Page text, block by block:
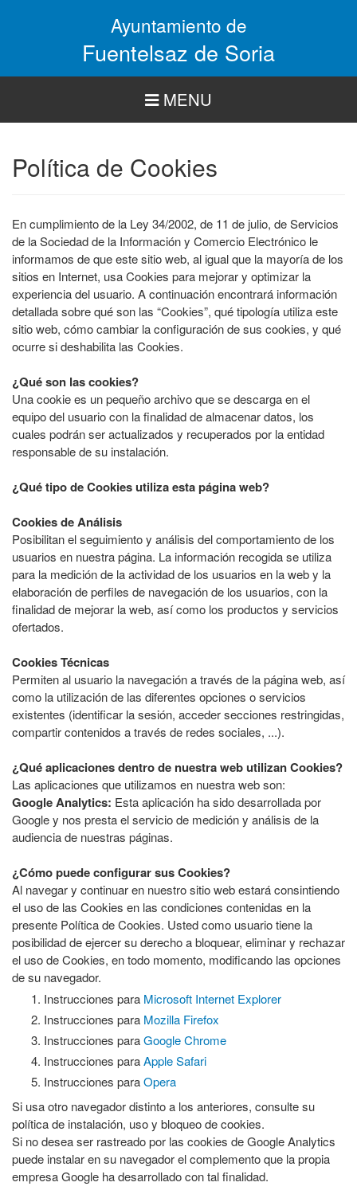
Ayuntamiento de
Fuentelsaz de Soria
MENU
Política de Cookies
En cumplimiento de la Ley 34/2002, de 11 de julio, de Servicios
de la Sociedad de la Información y Comercio Electrónico le
informamos de que este sitio web, al igual que la mayoría de los
sitios en Internet, usa Cookies para mejorar y optimizar la
experiencia del usuario. A continuación encontrará información
detallada sobre qué son las “Cookies”, qué tipología utiliza este
sitio web, cómo cambiar la configuración de sus cookies, y qué
ocurre si deshabilita las Cookies.
¿Qué son las cookies?
Una cookie es un pequeño archivo que se descarga en el
equipo del usuario con la finalidad de almacenar datos, los
cuales podrán ser actualizados y recuperados por la entidad
responsable de su instalación.
¿Qué tipo de Cookies utiliza esta página web?
Cookies de Análisis
Posibilitan el seguimiento y análisis del comportamiento de los
usuarios en nuestra página. La información recogida se utiliza
para la medición de la actividad de los usuarios en la web y la
elaboración de perfiles de navegación de los usuarios, con la
finalidad de mejorar la web, así como los productos y servicios
ofertados.
Cookies Técnicas
Permiten al usuario la navegación a través de la página web, así
como la utilización de las diferentes opciones o servicios
existentes (identificar la sesión, acceder secciones restringidas,
compartir contenidos a través de redes sociales, ...).
¿Qué aplicaciones dentro de nuestra web utilizan Cookies?
Las aplicaciones que utilizamos en nuestra web son:
Google Analytics: Esta aplicación ha sido desarrollada por
Google y nos presta el servicio de medición y análisis de la
audiencia de nuestras páginas.
¿Cómo puede configurar sus Cookies?
Al navegar y continuar en nuestro sitio web estará consintiendo
el uso de las Cookies en las condiciones contenidas en la
presente Política de Cookies. Usted como usuario tiene la
posibilidad de ejercer su derecho a bloquear, eliminar y rechazar
el uso de Cookies, en todo momento, modificando las opciones
de su navegador.
Instrucciones para Microsoft Internet Explorer
Instrucciones para Mozilla Firefox
Instrucciones paraGoogle Chrome
Instrucciones paraApple Safari
Instrucciones paraOpera
Si usa otro navegador distinto a los anteriores, consulte su
política de instalación, uso y bloqueo de cookies.
Si no desea ser rastreado por las cookies de Google Analytics
puede instalar en su navegador el complemento que la propia
empresa Google ha desarrollado con tal finalidad.